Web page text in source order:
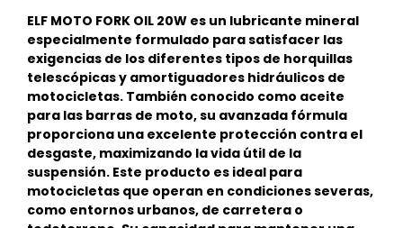
ELF MOTO FORK OIL 20W es un lubricante mineral
especialmente formulado para satisfacer las
exigencias de los diferentes tipos de horquillas
telescópicas y amortiguadores hidráulicos de
motocicletas. También conocido como aceite
para las barras de moto, su avanzada fórmula
proporciona una excelente protección contra el
desgaste, maximizando la vida útil de la
suspensión. Este producto es ideal para
motocicletas que operan en condiciones severas,
como entornos urbanos, de carretera o